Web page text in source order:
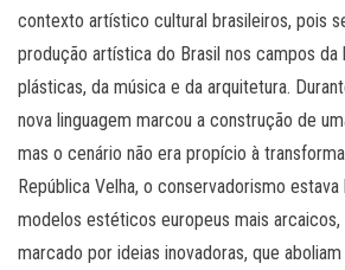
contexto artístico cultural brasileiros, pois
produção artística do Brasil nos campos da
plásticas, da música e da arquitetura.
nova linguagem marcou a construção de
mas o cenário não era propício à
República Velha, o conservadorismo estava
modelos estéticos europeus mais
marcado por ideias inovadoras, que